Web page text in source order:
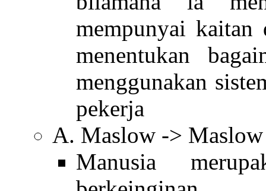
mempunyai kaitan
menentukan
menggunakan
pekerja
A. Maslow ->
Manusia